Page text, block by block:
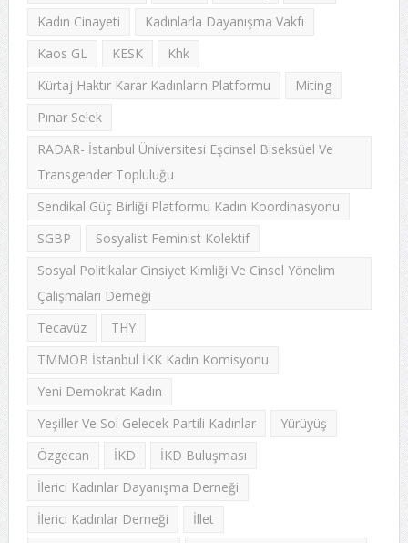
Kadın Cinayeti
Kadınlarla Dayanışma Vakfı
Kaos GL
KESK
Khk
Kürtaj Haktır Karar Kadınların Platformu
Miting
Pınar Selek
RADAR- İstanbul Üniversitesi Eşcinsel Biseksüel Ve
Transgender Topluluğu
Sendikal Güç Birliği Platformu Kadın Koordinasyonu
SGBP
Sosyalist Feminist Kolektif
Sosyal Politikalar Cinsiyet Kimliği Ve Cinsel Yönelim
Çalışmaları Derneği
Tecavüz
THY
TMMOB İstanbul İKK Kadın Komisyonu
Yeni Demokrat Kadın
Yeşiller Ve Sol Gelecek Partili Kadınlar
Yürüyüş
Özgecan
İKD
İKD Buluşması
İlerici Kadınlar Dayanışma Derneği
İlerici Kadınlar Derneği
İllet